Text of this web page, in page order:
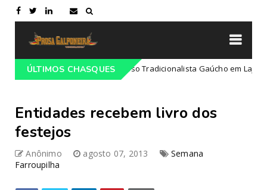
ÚLTIMOS CHASQUES
do 68º Congresso Tradicionalista Gaúcho em Lajeado-RS
Entidades recebem livro dos
festejos
Anônimo agosto 07, 2013
Semana
Farroupilha